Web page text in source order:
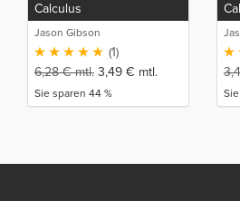
Calculus
Jason Gibson
(1)
6,28€mtl. 3,49 € mtl.
Sie sparen 44 %